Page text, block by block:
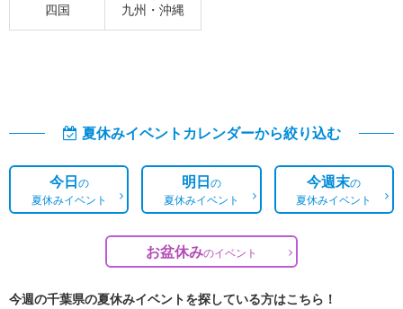
四国 九州・沖縄
夏休みイベントカレンダーから絞り込む
今日の
夏休みイベント
明日の
夏休みイベント
今週末の
夏休みイベント
お盆休みのイベント
今週の千葉県の夏休みイベントを探している方はこちら！